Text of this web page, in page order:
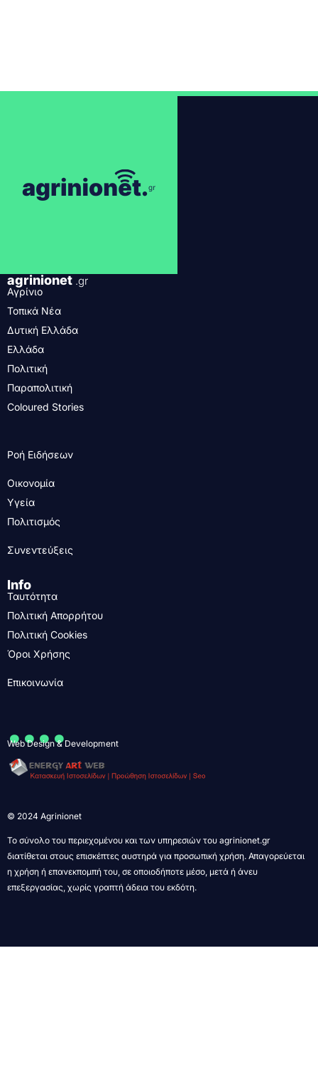
agrinionet .gr
Αγρίνιο
Τοπικά Νέα
Δυτική Ελλάδα
Ελλάδα
Πολιτική
Παραπολιτική
Coloured Stories
Ροή Ειδήσεων
Οικονομία
Υγεία
Πολιτισμός
Συνεντεύξεις
Info
Ταυτότητα
Πολιτική Απορρήτου
Πολιτική Cookies
Όροι Χρήσης
Επικοινωνία
....
Web Design & Development
© 2024 Agrinionet
Το σύνολο του περιεχομένου και των υπηρεσιών του agrinionet.gr
διατίθεται στους επισκέπτες αυστηρά για προσωπική χρήση. Απαγορεύεται
η χρήση ή επανεκπομπή του, σε οποιοδήποτε μέσο, μετά ή άνευ
επεξεργασίας, χωρίς γραπτή άδεια του εκδότη.